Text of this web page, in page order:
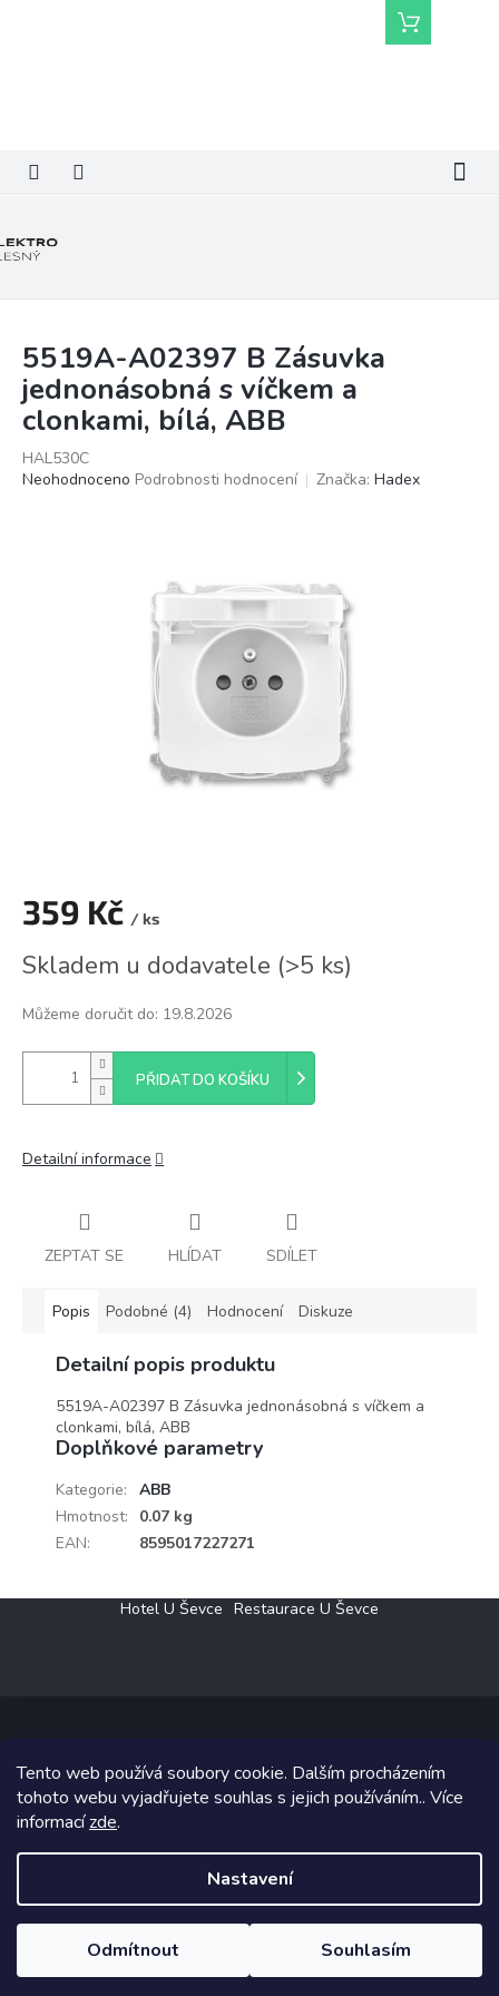
Tento web používá soubory cookie. Dalším procházením
tohoto webu vyjadřujete souhlas s jejich používáním.. Více
informacízde.
Nastavení
Odmítnout Souhlasím
Nákupní
košík
5519A-A02397 B Zásuvka
jednonásobná s víčkem a
clonkami, bílá, ABB
HAL530C
Průměrné
Neohodnoceno Podrobnosti hodnocení Značka: Hadex
359 Kč / ks
cena:
Skladem u dodavatele (>5 ks)
Můžeme doručit do: 19.8.2026
PŘIDAT DO KOŠÍKU
Detailní informace
ZEPTAT SE HLÍDAT SDÍLET
Popis Podobné (4) Hodnocení Diskuze
Detailní popis produktu
5519A-A02397 B Zásuvka jednonásobná s víčkem a
clonkami, bílá, ABB
Doplňkové parametry
Kategorie:
ABB
Hmotnost:
0.07 kg
EAN: 8595017227271
Hotel U Ševce Restaurace U Ševce
Copyright 2026Elektro Klesný s.r.o.. Všechna práva vyhrazena.
Grafický návrh vytvořil a na Shoptet implementoval
Shoptetak.cz.
Vytvořil Shoptet